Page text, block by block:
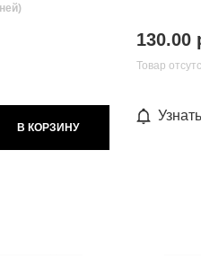
В КОРЗИНУ
130.00
Товар